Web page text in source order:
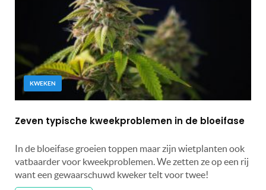
KWEKEN
Zeven typische kweekproblemen in de bloeifase
In de bloeifase groeien toppen maar zijn wietplanten ook
vatbaarder voor kweekproblemen. We zetten ze op een rij
want een gewaarschuwd kweker telt voor twee!